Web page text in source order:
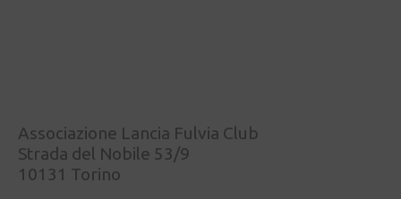
Associazione Lancia Fulvia Club
Strada del Nobile 53/9
10131 Torino